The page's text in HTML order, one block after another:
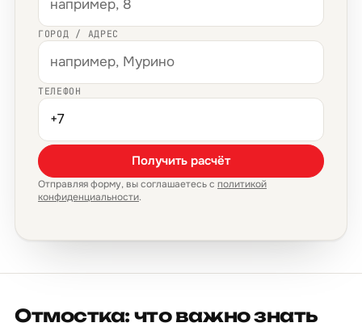
ГОРОД / АДРЕС
ТЕЛЕФОН
Получить расчёт
Отправляя форму, вы соглашаетесь с политикой
конфиденциальности.
Отмостка: что важно знать